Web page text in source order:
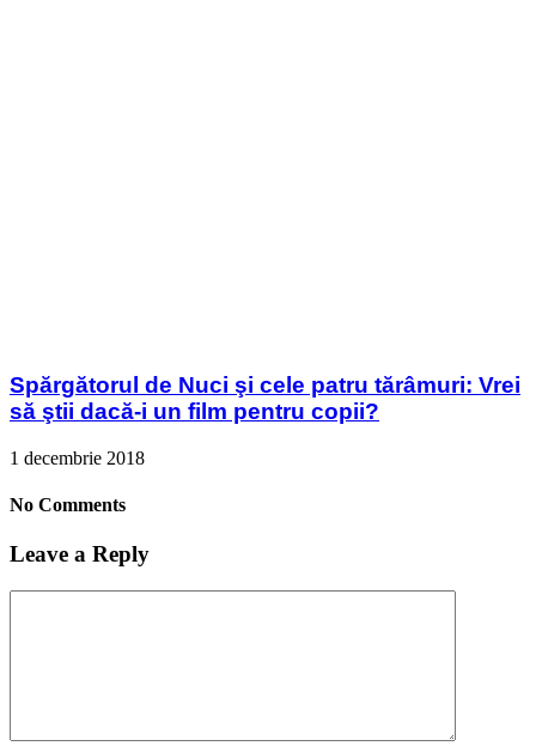
Spărgătorul de Nuci şi cele patru tărâmuri: Vrei
să ştii dacă-i un film pentru copii?
1 decembrie 2018
No Comments
Leave a Reply